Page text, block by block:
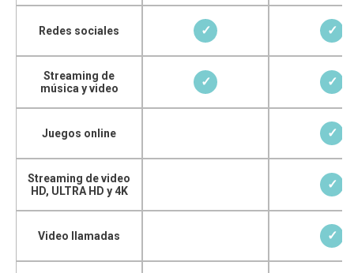
Redes sociales ✓ ✓
Streaming de
música y video
✓ ✓
Juegos online ✓
Streaming de video
HD, ULTRA HD y 4K
✓
Video llamadas ✓